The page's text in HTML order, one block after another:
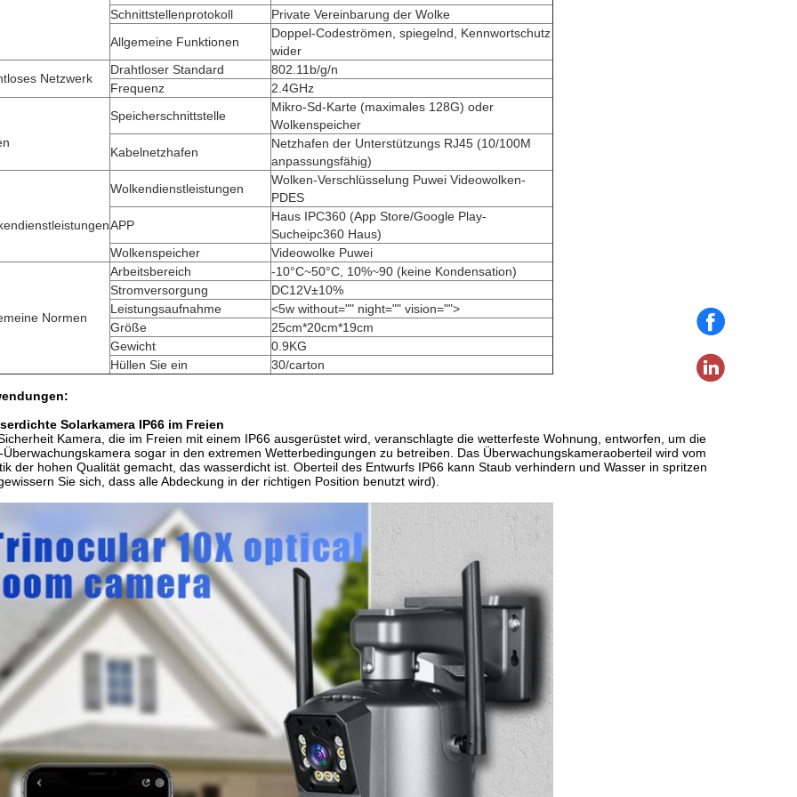
Schnittstellenprotokoll
Private Vereinbarung der Wolke
Allgemeine Funktionen
Doppel-Codeströmen, spiegelnd, Kennwortschutz
wider
Netzwerk
Drahtloser Standard
802.11b/g/n
Frequenz
2.4GHz
Speicherschnittstelle
Mikro-Sd-Karte (maximales 128G) oder
Wolkenspeicher
Kabelnetzhafen
Netzhafen der Unterstützungs RJ45 (10/100M
anpassungsfähig)
Wolkendienstleistungen
Wolken-Verschlüsselung Puwei Videowolken-
PDES
APP
Haus IPC360 (App Store/Google Play-
Sucheipc360 Haus)
Wolkenspeicher
Videowolke Puwei
Normen
Arbeitsbereich
-10°C~50°C, 10%~90 (keine Kondensation)
Stromversorgung
DC12V±10%
Leistungsaufnahme
<5w without="" night="" vision="">
Größe
25cm*20cm*19cm
Gewicht
0.9KG
Hüllen Sie ein
30/carton
Solarkamera IP66 im Freien
Kamera, die im Freien mit einem IP66 ausgerüstet wird, veranschlagte die wetterfeste Wohnung, entworfen, um die
Überwachungskamera sogar in den extremen Wetterbedingungen zu betreiben. Das Überwachungskameraoberteil wird vom
der hohen Qualität gemacht, das wasserdicht ist. Oberteil des Entwurfs IP66 kann Staub verhindern und Wasser in spritzen
Sie sich, dass alle Abdeckung in der richtigen Position benutzt wird).